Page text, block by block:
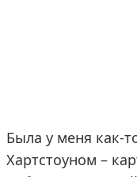
Была у меня как-
Хартстоуном –